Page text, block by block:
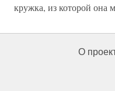
кружка, из которой она
О